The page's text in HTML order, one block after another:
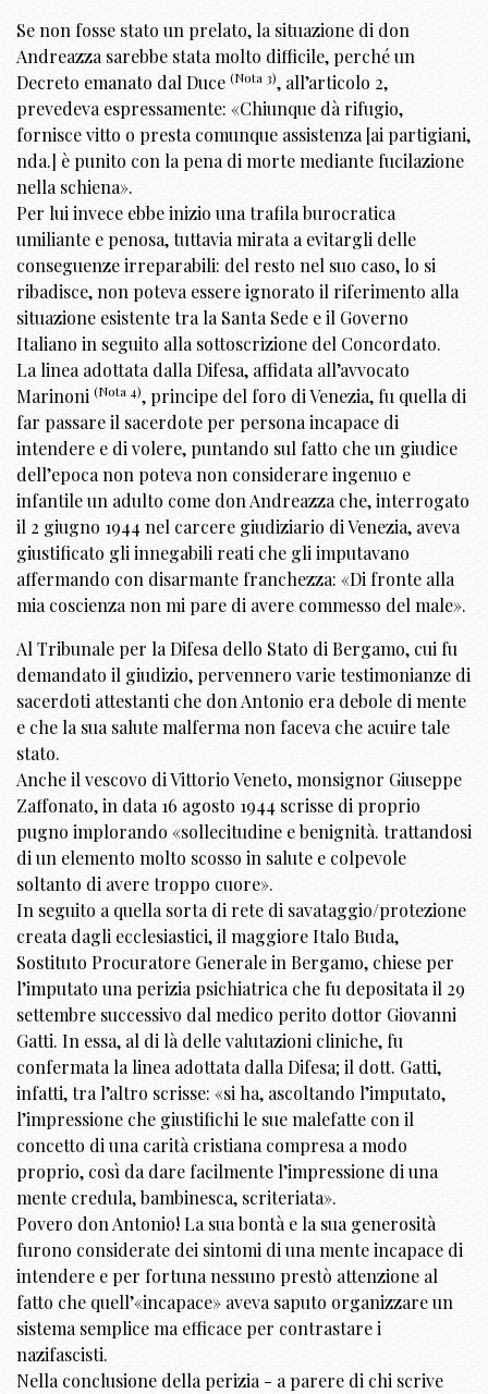
Se non fosse stato un prelato, la situazione di don
Andreazza sarebbe stata molto difficile, perché un
Decreto emanato dal Duce (Nota 3), all’articolo 2,
prevedeva espressamente: «Chiunque dà rifugio,
fornisce vitto o presta comunque assistenza [ai partigiani,
nda.] è punito con la pena di morte mediante fucilazione
nella schiena».
Per lui invece ebbe inizio una trafila burocratica
umiliante e penosa, tuttavia mirata a evitargli delle
conseguenze irreparabili: del resto nel suo caso, lo si
ribadisce, non poteva essere ignorato il riferimento alla
situazione esistente tra la Santa Sede e il Governo
Italiano in seguito alla sottoscrizione del Concordato.
La linea adottata dalla Difesa, affidata all’avvocato
Marinoni (Nota 4), principe del foro di Venezia, fu quella di
far passare il sacerdote per persona incapace di
intendere e di volere, puntando sul fatto che un giudice
dell’epoca non poteva non considerare ingenuo e
infantile un adulto come don Andreazza che, interrogato
il 2 giugno 1944 nel carcere giudiziario di Venezia, aveva
giustificato gli innegabili reati che gli imputavano
affermando con disarmante franchezza: «Di fronte alla
mia coscienza non mi pare di avere commesso del male».
Al Tribunale per la Difesa dello Stato di Bergamo, cui fu
demandato il giudizio, pervennero varie testimonianze di
sacerdoti attestanti che don Antonio era debole di mente
e che la sua salute malferma non faceva che acuire tale
stato.
Anche il vescovo di Vittorio Veneto, monsignor Giuseppe
Zaffonato, in data 16 agosto 1944 scrisse di proprio
pugno implorando «sollecitudine e benignità. trattandosi
di un elemento molto scosso in salute e colpevole
soltanto di avere troppo cuore».
In seguito a quella sorta di rete di savataggio/protezione
creata dagli ecclesiastici, il maggiore Italo Buda,
Sostituto Procuratore Generale in Bergamo, chiese per
l’imputato una perizia psichiatrica che fu depositata il 29
settembre successivo dal medico perito dottor Giovanni
Gatti. In essa, al di là delle valutazioni cliniche, fu
confermata la linea adottata dalla Difesa; il dott. Gatti,
infatti, tra l’altro scrisse: «si ha, ascoltando l’imputato,
l’impressione che giustifichi le sue malefatte con il
concetto di una carità cristiana compresa a modo
proprio, così da dare facilmente l’impressione di una
mente credula, bambinesca, scriteriata».
Povero don Antonio! La sua bontà e la sua generosità
furono considerate dei sintomi di una mente incapace di
intendere e per fortuna nessuno prestò attenzione al
fatto che quell’«incapace» aveva saputo organizzare un
sistema semplice ma efficace per contrastare i
nazifascisti.
Nella conclusione della perizia - a parere di chi scrive